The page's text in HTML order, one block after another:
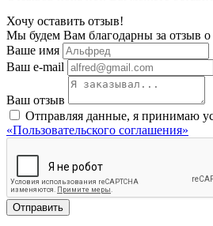
Хочу оставить отзыв!
Мы будем Вам благодарны за отзыв о
Ваше имя
Ваш e-mail
Ваш отзыв
Отправляя данные, я принимаю
«Пользовательского соглашения»
Отправить